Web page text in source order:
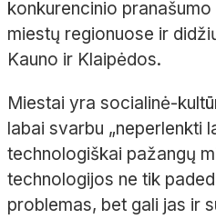
konkurencinio
miestų regionuose ir
Kauno ir Klaipėdos.
Miestai yra socialinė-
labai svarbu „neperlenkti
technologiškai pažangų
technologijos ne tik
problemas, bet gali jas ir